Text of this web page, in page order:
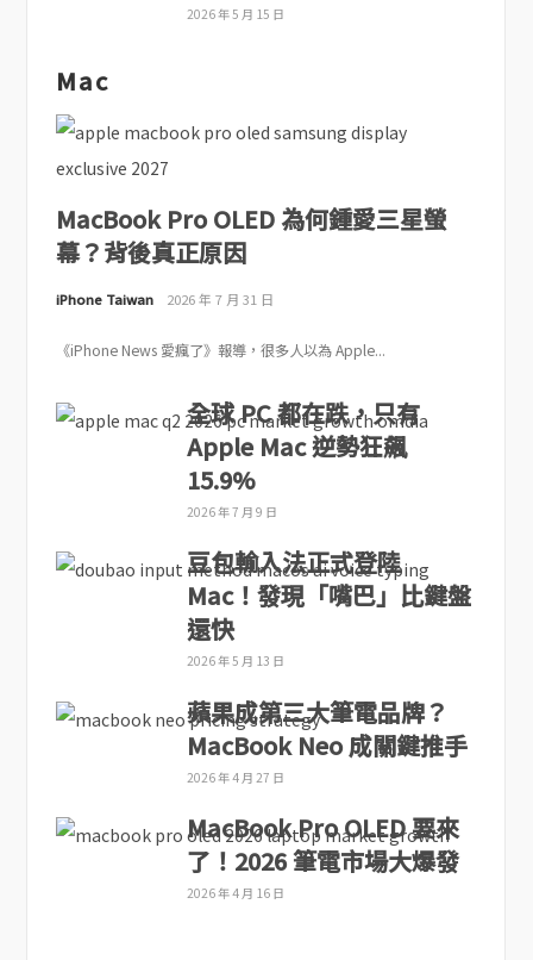
2026 年 5 月 15 日
Mac
MacBook Pro OLED 為何鍾愛三星螢
幕？背後真正原因
iPhone Taiwan 2026 年 7 月 31 日
《iPhone News 愛瘋了》報導，很多人以為 Apple...
全球 PC 都在跌，只有
Apple Mac 逆勢狂飆
15.9%
2026 年 7 月 9 日
豆包輸入法正式登陸
Mac！發現「嘴巴」比鍵盤
還快
2026 年 5 月 13 日
蘋果成第三大筆電品牌？
MacBook Neo 成關鍵推手
2026 年 4 月 27 日
MacBook Pro OLED 要來
了！2026 筆電市場大爆發
2026 年 4 月 16 日